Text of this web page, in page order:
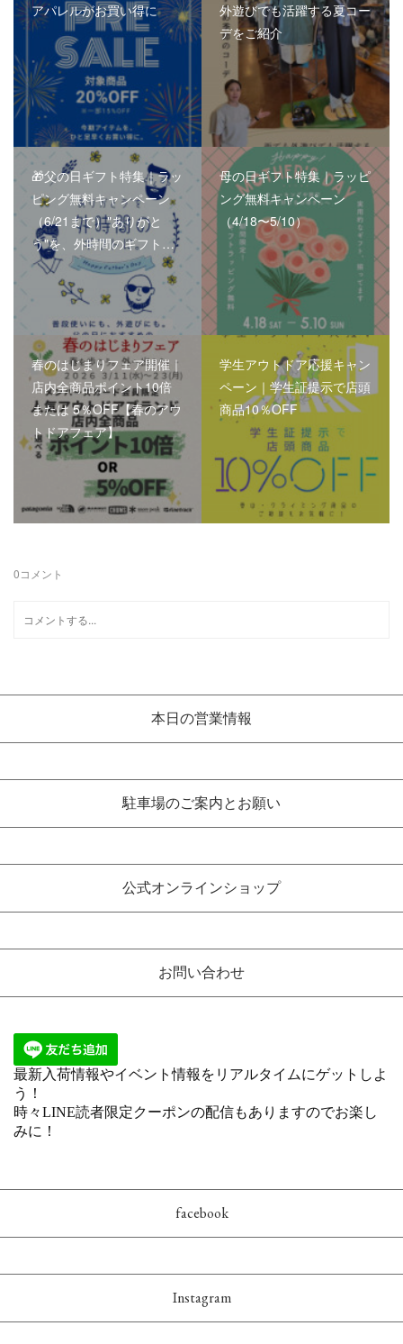
アパレルがお買い得に
外遊びでも活躍する夏コー
デをご紹介
🎁父の日ギフト特集｜ラッ
ピング無料キャンペーン
（6/21まで）"ありがと
う"を、外時間のギフト…
母の日ギフト特集｜ラッピ
ング無料キャンペーン
（4/18〜5/10）
春のはじまりフェア開催｜
店内全商品ポイント10倍
または 5％OFF【春のアウ
トドアフェア】
学生アウトドア応援キャン
ペーン｜学生証提示で店頭
商品10％OFF
0コメント
本日の営業情報
駐車場のご案内とお願い
公式オンラインショップ
お問い合わせ
facebook
Instagram